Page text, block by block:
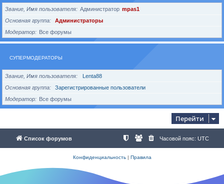
Звание, Имя пользователя Администратор mpas1
Основная группа
Администраторы
Модератор
Все форумы
СУПЕРМОДЕРАТОРЫ
Звание, Имя пользователя
Lenta88
Основная группа
Зарегистрированные пользователи
Модератор
Все форумы
Перейти
Список форумов Часовой пояс: UTC
Конфиденциальность| Правила